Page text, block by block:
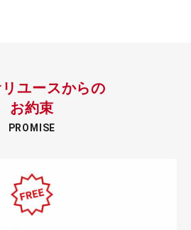
ユースからの
お約束
PROMISE